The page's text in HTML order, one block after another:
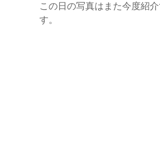
この日の写真はまた今度紹
す。